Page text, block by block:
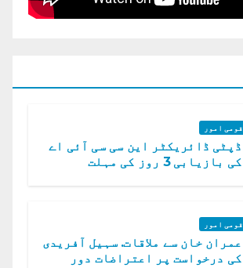
قومی امور
ڈپٹی ڈائریکٹر این سی سی آئی اے
کی بازیابی 3 روز کی مہلت
قومی امور
عمران خان سے ملاقات. سہیل آفریدی
کی درخواست پر اعتراضات دور